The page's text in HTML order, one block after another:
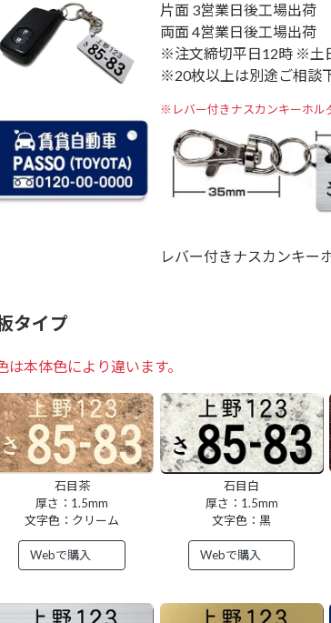
片面 3営業日後工場出荷
両面 4営業日後工場出荷
※注文締切平日12時 ※土
※20枚以上は別途ご相談
※レバー付きナスカンキーホル
レバー付きナスカンキー
タイプ
本体色により違います。
石目茶
厚さ：1.5mm
文字色：クリーム
Webで購入
石目白
厚さ：1.5mm
文字色：黒
Webで購入